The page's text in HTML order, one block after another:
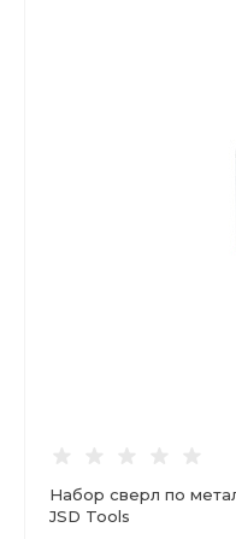
Набор сверл по
JSD Tools